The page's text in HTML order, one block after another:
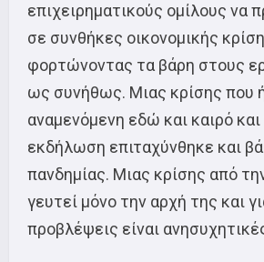
επιχειρηματικούς ομίλους να
σε συνθήκες οικονομικής
φορτώνοντας τα βάρη στους
ως συνήθως. Μιας κρίσης που
αναμενόμενη εδώ και καιρό
εκδήλωση επιταχύνθηκε και
πανδημίας. Μιας κρίσης από
γευτεί μόνο την αρχή της και
προβλέψεις είναι